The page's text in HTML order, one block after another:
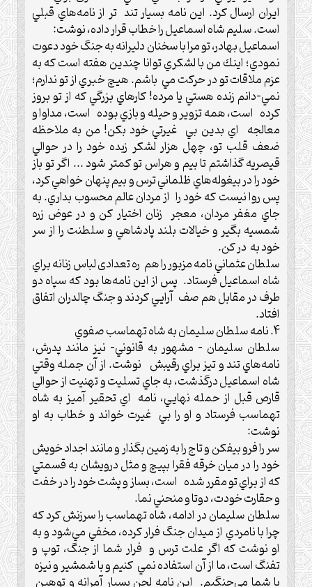
ايران ارسال كرد.‌ اين نامه بسيار تند تر از نامه‌هاي قبلي
است.‌ سليم شاه اسماعيل را خطاب قرار داده، نوشت:
اسماعيل بهادر، تو مرا با سخنان دليرانه به جنگ خود دعوت
نمودي؛ اينك من با لشكري توانا چندين هفته است كه به
عزم ملاقات تو در حركت مي باشم.‌ هيچ خبري از تو ندارم؛
نمي-دانم زنده هستي يا مرده! کارهاي بزرگي كه از تو بروز
كرده است،‌ همه تزوير و حيله و بازي بوده است، مداوا و
معالجه اي بدين بي غيرتي خود بكن! من به ملاحظه
ضعف قلب تو، چهل هزار لشكر زبده خود را در حوالي
قيصريه گذاشتم تا بيم و هراس تو كمتر شود .‌.‌.‌ اگر تو باز
خود را در بيغوله‌هاي ظلماني ترس و بيم پنهان خواهي كرد،
پس روا نيست كه خود را از مردان عالم محسوب بداري. به
جاي مغفر مردان، معجر زنان اختيار كن و در عوض زره
شمسيه بگير و خيالات بلند پادشاهي و سلطنت را از سر
خود به در كن.‌
سلطان عثماني نامه مزبور را هم ره تعدادی لباس زنانه براي
شاه اسماعيل فرستاد.‌ پس از اين نامه‌ها بود كه سپاه دو
طرف در مقابل هم صف آرايي كردند و جنگ چالدران اتفاق
افتاد.‌
4‌. نامه سلطان سليمان به شاه تهماسب صفوي
سلطان سليمان – مشهور به قانوني- نيز مانند پدرش،
نامه‌هاي تند و تيز براي رقيبش نوشت.‌ از آن جمله وقتي
شاه اسماعيل درگذشت، به جاي تسليت و تهنيت از حوالي
قارص قبل از حمله نهايي، نامه اي تحقير آميز به شاه
تهماسب فرستاد و او را بي غيرت خواند و خطاب به او
نوشت:
‌سر را فرو بيفكن و تاج را به زمين بگذار و مانند اجداد خويش
خود را در ميان خرقه فقرا بپيچ و مثل درويشان به قسمتي
كه از براي تو مقرر شده است، بساز و پشت خود را در خفت
و حقارت خودت، دوتا و منحني نما.‌
سلطان سليمان در ادامه، شاه تهماسب را سرزنش کرد كه
چرا با نامردي از ميدان جنگ فرار كرده، مخفي مي‌شود و به
او نوشت كه اگر علت ترس و فرار شما از جنگ، توپ و
تفنگ است، ما از آن استفاده نمي كنيم و با شمشير و نيزه